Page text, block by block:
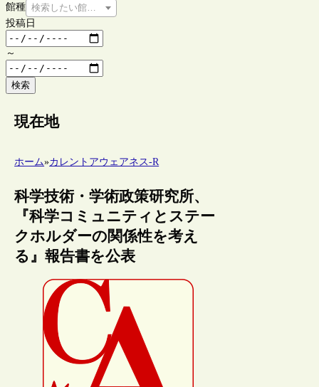
館種 検索したい館種を選択してください
投稿日
～
検索
現在地
ホーム»カレントアウェアネス-R
科学技術・学術政策研究所、
『科学コミュニティとステー
クホルダーの関係性を考え
る』報告書を公表